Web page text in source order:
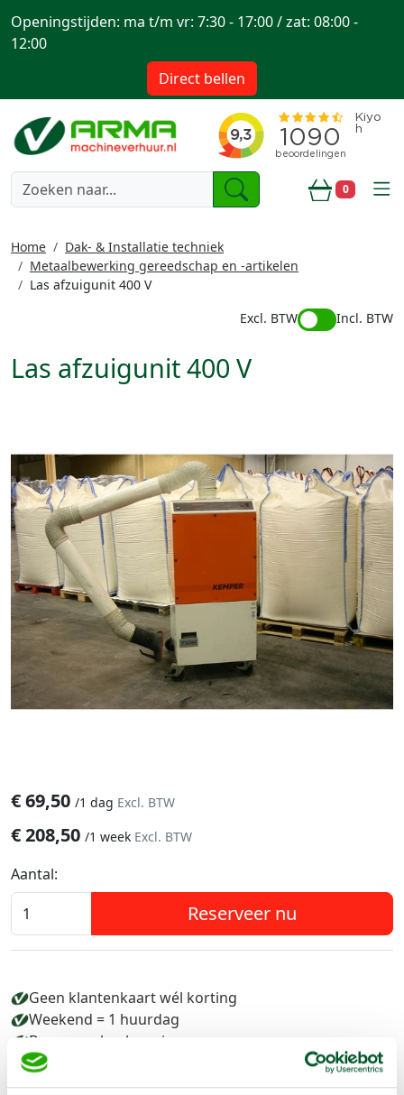
0
Openingstijden: ma t/m vr: 7:30 - 17:00 / zat: 08:00 -
12:00
Direct bellen
Home
Dak- & Installatie techniek
Metaalbewerking gereedschap en -artikelen
Las afzuigunit 400 V
Excl. BTW
Incl. BTW
Las afzuigunit 400 V
€69,50 /1 dag Excl. BTW
€208,50 /1 week Excl. BTW
Aantal:
Reserveer nu
Geen klantenkaart wél korting
Weekend = 1 huurdag
Bezorg-ophaal service
Avond van te voren halen; geen probleem
Specialistische machines